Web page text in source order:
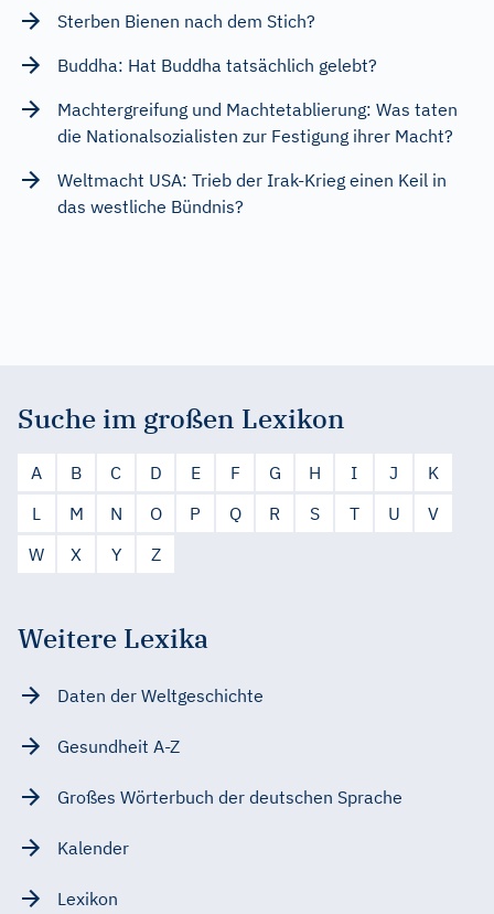
Sterben Bienen nach dem Stich?
Buddha: Hat Buddha tatsächlich gelebt?
Machtergreifung und Machtetablierung: Was taten
die Nationalsozialisten zur Festigung ihrer Macht?
Weltmacht USA: Trieb der Irak-Krieg einen Keil in
das westliche Bündnis?
Suche im großen Lexikon
A B C D E F G H I J
K
L
M N O P Q R S T U
V
W
X Y Z
Weitere Lexika
Daten der Weltgeschichte
Gesundheit A-Z
Großes Wörterbuch der deutschen Sprache
Kalender
Lexikon